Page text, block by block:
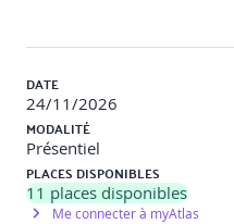
DATE
24/11/2026
MODALITÉ
Présentiel
PLACES DISPONIBLES
11 places disponibles
Me connecter à myAtlas